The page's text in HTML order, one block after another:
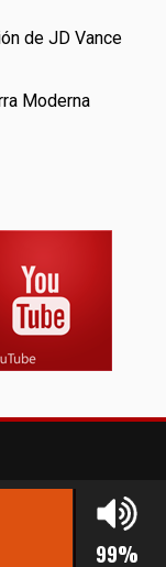
de JD Vance
Moderna